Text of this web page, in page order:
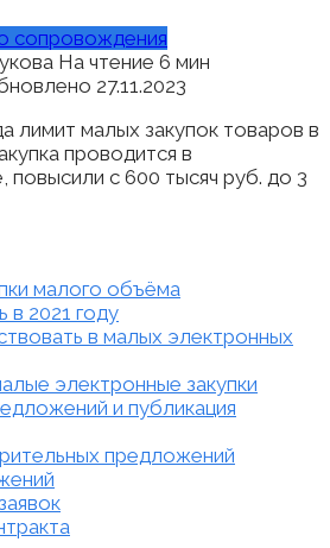
сопровождения
На чтение 6 мин
27.11.2023
лимит малых закупок товаров в
проводится в
с 600 тысяч руб. до 3
малого объёма
в 2021 году
в малых электронных
электронные закупки
и публикация
предложений